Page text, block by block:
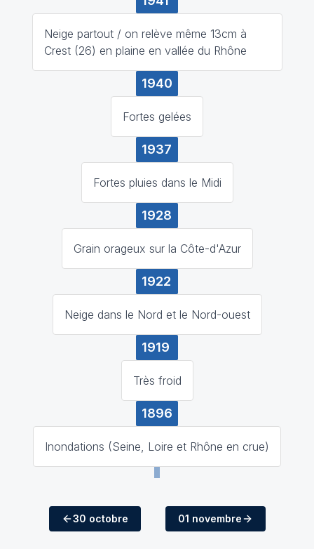
Neige partout / on relève même 13cm à
Crest (26) en plaine en vallée du Rhône
1940
Fortes gelées
1937
Fortes pluies dans le Midi
1928
Grain orageux sur la Côte-d'Azur
1922
Neige dans le Nord et le Nord-ouest
1919
Très froid
1896
Inondations (Seine, Loire et Rhône en crue)
30 octobre 01 novembre